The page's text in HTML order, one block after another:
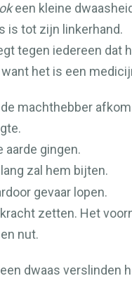
een kleine
is tot zijn linkerhand.
tegen iedereen dat
het is een
machthebber
aarde gingen.
zal hem bijten.
gevaar lopen.
zetten. Het
nut.
dwaas verslinden